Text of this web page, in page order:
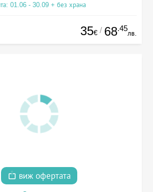
01.06 - 30.09 + без храна
35€ / 68.45
лв.
виж офертата